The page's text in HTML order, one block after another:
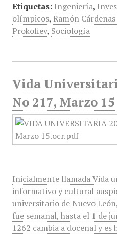
Etiquetas: Ingeniería,
olímpicos, Ramón
Prokofiev, Sociología
Vida
No 217, Marzo 15
Inicialmente llamada Vida
informativo y cultural
universitario de Nuevo
fue semanal, hasta el 1 de
1262 cambia a docenal y es